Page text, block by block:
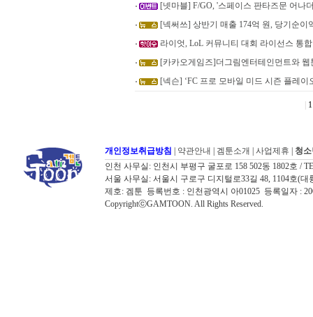
[넷마블] F/GO, '스페이스 판타즈문 어나
[넥써쓰] 상반기 매출 174억 원, 당기순이
라이엇, LoL 커뮤니티 대회 라이선스 통
[카카오게임즈]더그림엔터테인먼트와
[넥슨] ‘FC 프로 모바일 미드 시즌 플레이
1
개인정보취급방침 약관안내 겜툰소개 사업제휴
청
인천 사무실: 인천시 부평구 굴포로 158 502동 1802호 /
서울 사무실: 서울시 구로구 디지털로33길 48, 1104호(대
제호: 겜툰 등록번호 : 인천광역시 아01025 등록일자 :
CopyrightⓒGAMTOON. All Rights Reserved.